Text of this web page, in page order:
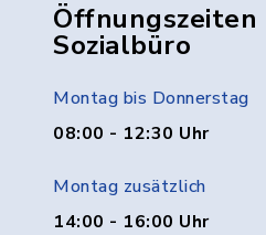
Sozialbüro
Montag bis Donnerstag
08:00 - 12:30 Uhr
Montag zusätzlich
14:00 - 16:00 Uhr